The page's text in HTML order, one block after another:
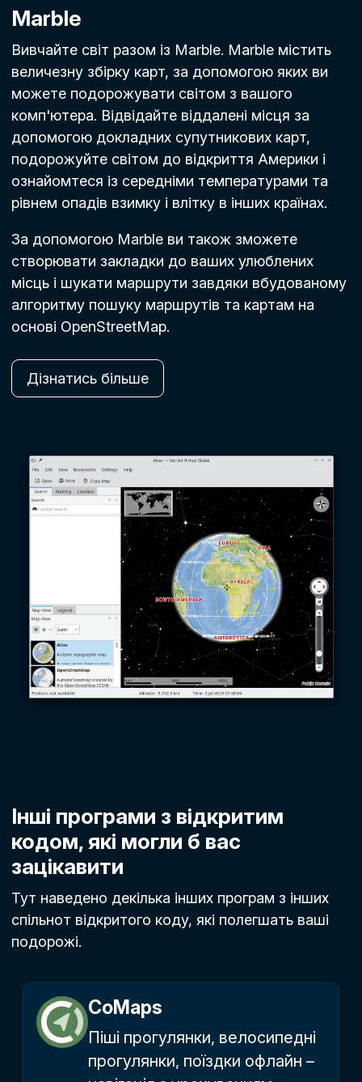
Marble
Вивчайте світ разом із Marble. Marble містить
величезну збірку карт, за допомогою яких ви
можете подорожувати світом з вашого
комп'ютера. Відвідайте віддалені місця за
допомогою докладних супутникових карт,
подорожуйте світом до відкриття Америки і
ознайомтеся із середніми температурами та
рівнем опадів взимку і влітку в інших країнах.
За допомогою Marble ви також зможете
створювати закладки до ваших улюблених
місць і шукати маршрути завдяки вбудованому
алгоритму пошуку маршрутів та картам на
основі OpenStreetMap.
Дізнатись більше
Інші програми з відкритим
кодом, які могли б вас
зацікавити
Тут наведено декілька інших програм з інших
спільнот відкритого коду, які полегшать ваші
подорожі.
CoMaps
Піші прогулянки, велосипедні
прогулянки, поїздки офлайн –